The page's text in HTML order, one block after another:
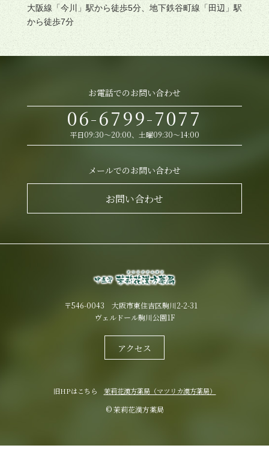
大阪線「今川」駅から徒歩5分、地下鉄谷町線「田辺」駅
から徒歩7分
お電話でのお問い合わせ
06-6799-7077
平日09:30～20:00、土曜09:30～14:00
メールでのお問い合わせ
お問い合わせ
〒546-0043 大阪市東住吉区駒川2-2-31
ヴェルドール駒川公園1F
アクセス
旧HPはこちら 茉莉花漢方薬局（マツリカ漢方薬局）
© 茉莉花漢方薬局